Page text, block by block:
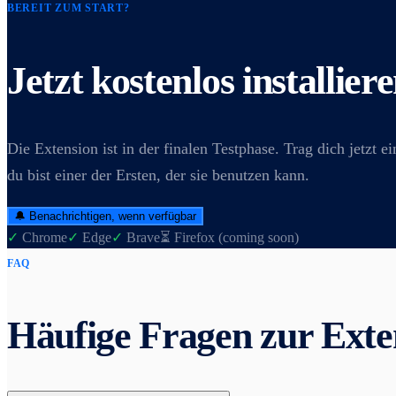
BEREIT ZUM START?
Jetzt kostenlos
Die Extension ist in der finalen Testphase. Trag dich jetzt
du bist einer der Ersten, der sie benutzen kann.
🔔 Benachrichtigen, wenn verfügbar
✓ Chrome✓ Edge✓ Brave⏳ Firefox (coming soon)
FAQ
Häufige Fragen zur